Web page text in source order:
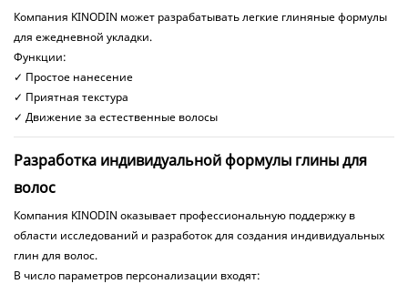
Компания KINODIN может разрабатывать легкие глиняные формулы
для ежедневной укладки.
Функции:
✓ Простое нанесение
✓ Приятная текстура
✓ Движение за естественные волосы
Разработка индивидуальной формулы глины для
волос
Компания KINODIN оказывает профессиональную поддержку в
области исследований и разработок для создания индивидуальных
глин для волос.
В число параметров персонализации входят: